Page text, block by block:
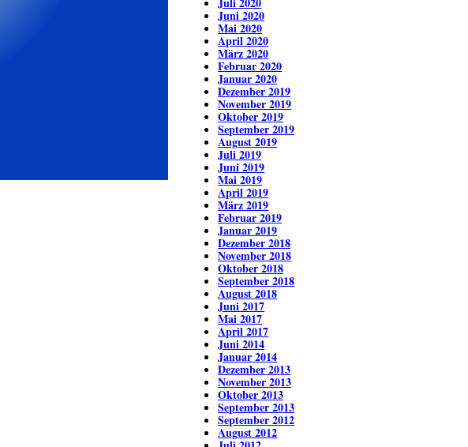
Juni 2020
Mai 2020
April 2020
März 2020
Februar 2020
Januar 2020
Dezember 2019
November 2019
Oktober 2019
September 2019
August 2019
Juli 2019
Juni 2019
Mai 2019
April 2019
März 2019
Februar 2019
Januar 2019
Dezember 2018
November 2018
Oktober 2018
September 2018
August 2018
Juni 2017
Mai 2017
April 2017
Juni 2014
Januar 2014
Dezember 2013
November 2013
Oktober 2013
September 2013
September 2012
August 2012